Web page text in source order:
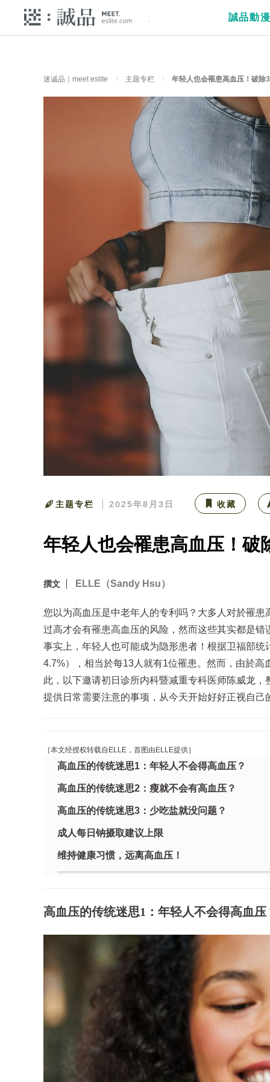
誠品動
迷诚品｜meet eslite 主题专栏 年轻人也会罹患高血压！破除
主题专栏 2025年8月3日 收藏
年轻人也会罹患高血压！破
撰文 ELLE（Sandy Hsu）
您以为高血压是中老年人的专利吗？大多人对於罹
过高才会有罹患高血压的风险，然而这些其实都是
事实上，年轻人也可能成为隐形患者！根据卫福部
4.7%），相当於每13人就有1位罹患。然而，由於
此，以下邀请初日诊所内科暨减重专科医师陈威龙
提供日常需要注意的事项，从今天开始好好正视自己
｛本文经授权转载自ELLE，首图由ELLE提供｝
高血压的传统迷思1：年轻人不会得高血压？
高血压的传统迷思2：瘦就不会有高血压？
高血压的传统迷思3：少吃盐就没问题？
成人每日钠摄取建议上限
维持健康习惯，远离高血压！
高血压的传统迷思1：年轻人不会得高血压